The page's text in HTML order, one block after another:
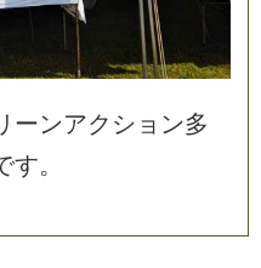
ーンアク シ ョ ン多
す。